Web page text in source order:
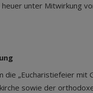
unter Mitwirkung
die „Eucharistiefeier mit
sowie der